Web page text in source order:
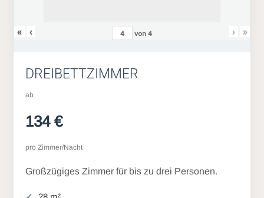
« ‹ von4 › »
DREIBETTZIMMER
ab
134 €
pro Zimmer/Nacht
Großzügiges Zimmer für bis zu drei Personen.